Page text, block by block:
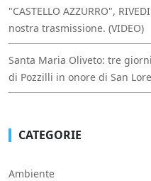
"CASTELLO AZZURRO",
nostra trasmissione. (VIDEO)
Santa Maria Oliveto: tre
di Pozzilli in onore di San
CATEGORIE
Ambiente